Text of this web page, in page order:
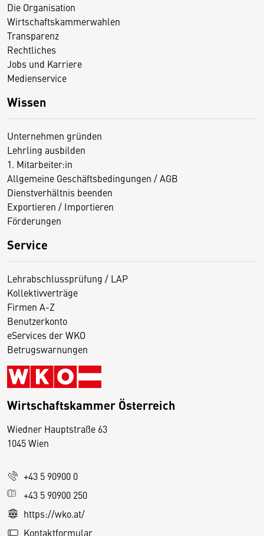
Die Organisation
Wirtschaftskammerwahlen
Transparenz
Rechtliches
Jobs und Karriere
Medienservice
Wissen
Unternehmen gründen
Lehrling ausbilden
1. Mitarbeiter:in
Allgemeine Geschäftsbedingungen / AGB
Dienstverhältnis beenden
Exportieren / Importieren
Förderungen
Service
Lehrabschlussprüfung / LAP
Kollektivverträge
Firmen A-Z
Benutzerkonto
eServices der WKO
Betrugswarnungen
Wirtschaftskammer Österreich
Wiedner Hauptstraße 63
1045 Wien
+43 5 90900 0
+43 5 90900 250
https://wko.at/
Kontaktformular
D
s
e
S
e